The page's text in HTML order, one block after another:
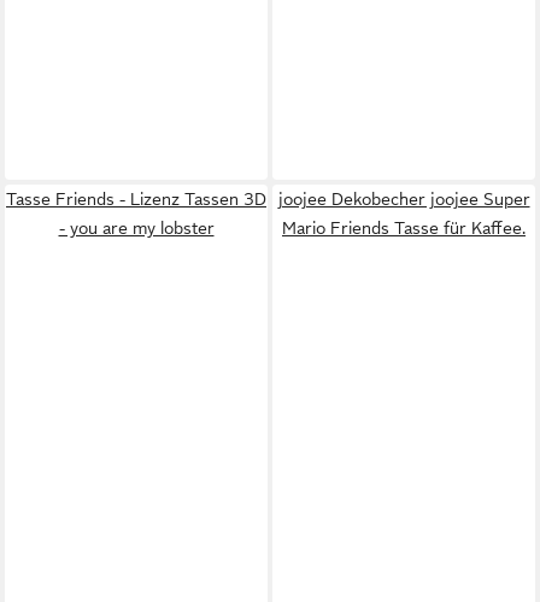
Tasse Friends - Lizenz Tassen 3D
- you are my lobster
joojee Dekobecher joojee Super
Mario Friends Tasse für Kaffee.